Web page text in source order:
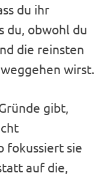
du ihr
du, obwohl du
die reinsten
wirst.
gibt,
fokussiert sie
auf die,